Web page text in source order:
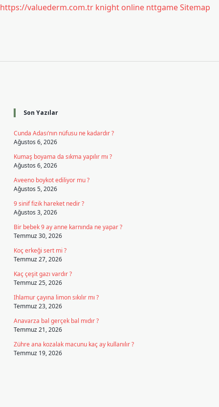
https://valuederm.com.tr knight online nttgameSitemap
Son Yazılar
Cunda Adası’nın nüfusu ne kadardır ?
Ağustos 6, 2026
Kumaş boyama da sıkma yapılır mı ?
Ağustos 6, 2026
Aveeno boykot ediliyor mu ?
Ağustos 5, 2026
9 sinif fizik hareket nedir ?
Ağustos 3, 2026
Bir bebek 9 ay anne karnında ne yapar ?
Temmuz 30, 2026
Koç erkeği sert mi ?
Temmuz 27, 2026
Kaç çeşit gazı vardır ?
Temmuz 25, 2026
Ihlamur çayına limon sıkılır mı ?
Temmuz 23, 2026
Anavarza bal gerçek bal mıdır ?
Temmuz 21, 2026
Zühre ana kozalak macunu kaç ay kullanılır ?
Temmuz 19, 2026